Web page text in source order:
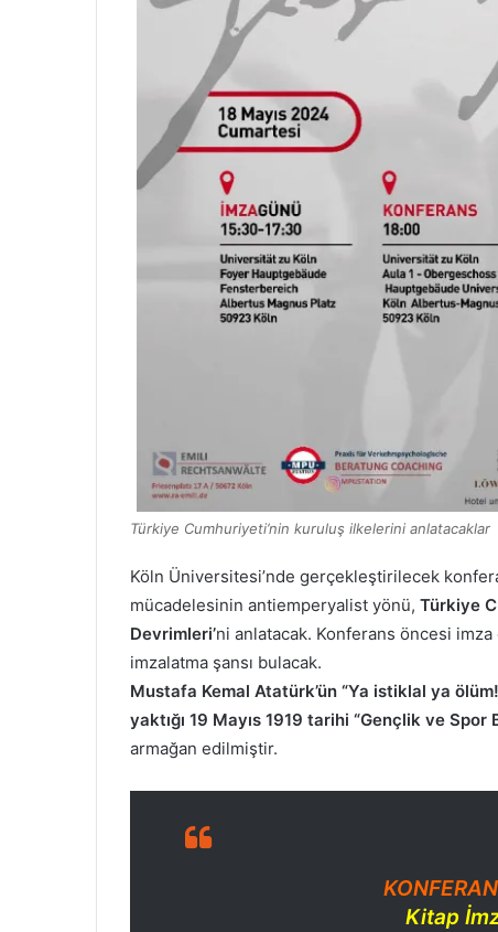
Türkiye Cumhuriyeti’nin kuruluş ilkelerini anlatacaklar
Köln Üniversitesi’nde gerçekleştirilecek
mücadelesinin antiemperyalist yönü, Türkiye
Devrimleri’ni anlatacak. Konferans öncesi
imzalatma şansı bulacak.
Mustafa Kemal Atatürk’ün “Ya istiklal ya ölüm!
yaktığı 19 Mayıs 1919 tarihi “Gençlik ve Spor
armağan edilmiştir.
Kitap